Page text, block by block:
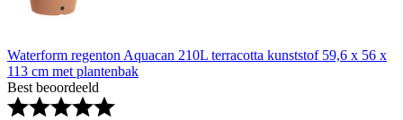
Waterform regenton Aquacan 210L terracotta kunststof 59,6 x 56 x
113 cm met plantenbak
Best beoordeeld